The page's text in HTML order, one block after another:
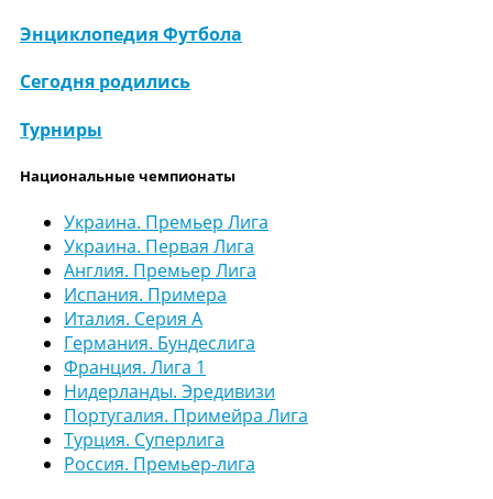
Энциклопедия Футбола
Сегодня родились
Турниры
Национальные чемпионаты
Украина. Премьер Лига
Украина. Первая Лига
Англия. Премьер Лига
Испания. Примера
Италия. Серия А
Германия. Бундеслига
Франция. Лига 1
Нидерланды. Эредивизи
Португалия. Примейра Лига
Турция. Суперлига
Россия. Премьер-лига